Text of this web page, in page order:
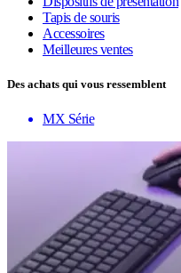
Tapis de souris
Accessoires
Meilleures ventes
Des achats qui vous ressemblent
MX Série